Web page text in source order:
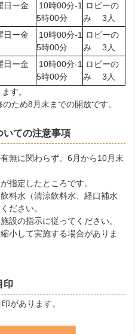
日ー金
10時00分-1
5時00分
ロビーの
み 3人
日ー金
10時00分-1
5時00分
ロビーの
み 3人
日ー金
10時00分-1
5時00分
ロビーの
み 3人
す。
ため8月末までの開放です。
いての注意事項
無に関わらず、6月から10月末
指定したところです。
料水（清涼飲料水、経口補水
ださい。
設の指示に従ってください。
小して実施する場合がありま
印
があります。